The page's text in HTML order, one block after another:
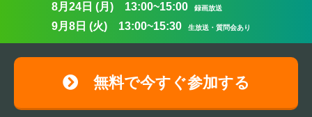
8月24日 (月) 13:00~15:00 録画放送
9月8日 (火) 13:00~15:30 生放送・質問会あり
無料で今すぐ参加する